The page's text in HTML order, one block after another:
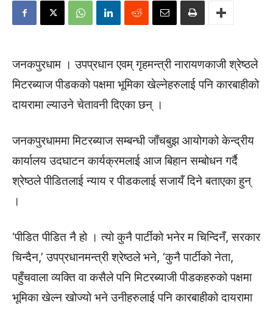
जनकपुरधाम । उपप्रधान एवम् गृहमन्त्री नारायणकाजी श्रेष्ठले
मिटरब्याज पीडकको पक्षमा भूमिका खेल्नेहरुलाई पनि कारबाहीको
दायरामा ल्याउने चेतावनी दिएका छन् ।
जनकपुरधाममा मिटरब्याज सम्बन्धी जाँचबुझ आयोगको केन्द्रीय
कार्यालय उदघाटन कार्यक्रमलाई आज बिहान सम्बोधन गर्दै
श्रेष्ठले पीडितलाई न्याय र पीडकलाई सजायँ दिने बताएका हुन्
।
‘पीडित पीडित नै हो । त्यो कुनै पार्टीको भनेर म चिन्दिनँ, सरकार
चिन्दैन,’ उपप्रधानमन्त्री श्रेष्ठले भने, ‘कुनै पार्टीको नेता,
पहुँचवाला व्यक्ति वा कसैले पनि मिटरब्याजी पीडकहरुको पक्षमा
भूमिका खेल्न खोज्यो भने उनीहरुलाई पनि कारबाहीको दायरामा